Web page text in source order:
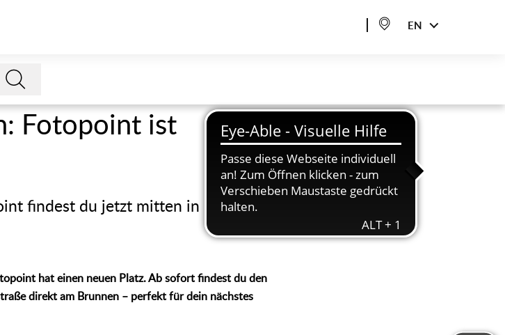
EN
Fotopoint ist
findest du jetzt mitten in der
hat einen neuen Platz. Ab sofort findest du den
direkt am Brunnen – perfekt für dein nächstes